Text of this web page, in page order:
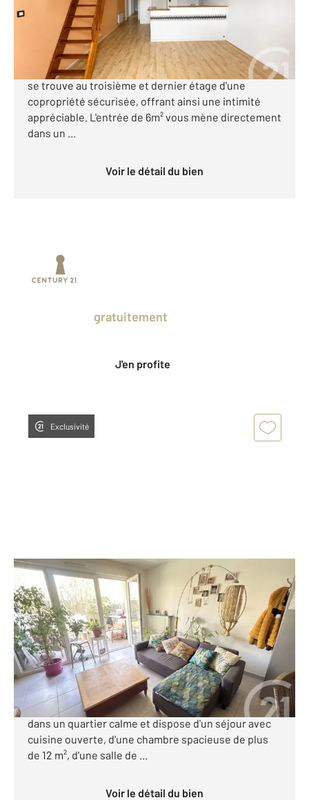
157 000 €
TOULOUSE - AVENUE DES MINIMES : Situé au cœur
du quartier des Minimes, cet appartement de 44m²
se trouve au troisième et dernier étage d'une
copropriété sécurisée, offrant ainsi une intimité
appréciable. L'entrée de 6m² vous mène directement
dans un ...
Voir le détail du bien
gratuitement
J'en profite
Exclusivité
TOULOUSE 31
46,02 m 2, 2 pièces
Ref : 29829
Appartement T2 à vendre
146 000 €
TOULOUSE - Avenue d'Atlanta - IMPASSE GRAMONT
Appartement T2 en rez-de-jardin de 46m².Il est situé
dans un quartier calme et dispose d'un séjour avec
cuisine ouverte, d'une chambre spacieuse de plus
de 12 m², d'une salle de ...
Voir le détail du bien